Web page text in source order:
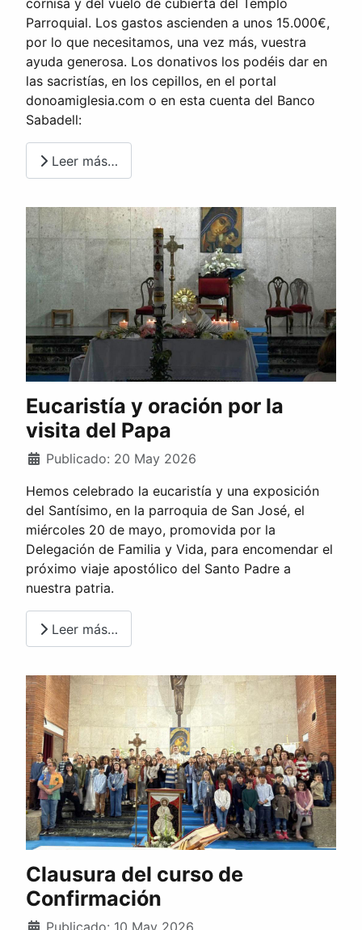
cornisa y del vuelo de cubierta del Templo
Parroquial. Los gastos ascienden a unos 15.000€,
por lo que necesitamos, una vez más, vuestra
ayuda generosa. Los donativos los podéis dar en
las sacristías, en los cepillos, en el portal
donoamiglesia.com o en esta cuenta del Banco
Sabadell:
Leer más…
Eucaristía y oración por la
visita del Papa
Publicado: 20 May 2026
Hemos celebrado la eucaristía y una exposición
del Santísimo, en la parroquia de San José, el
miércoles 20 de mayo, promovida por la
Delegación de Familia y Vida, para encomendar el
próximo viaje apostólico del Santo Padre a
nuestra patria.
Leer más…
Clausura del curso de
Confirmación